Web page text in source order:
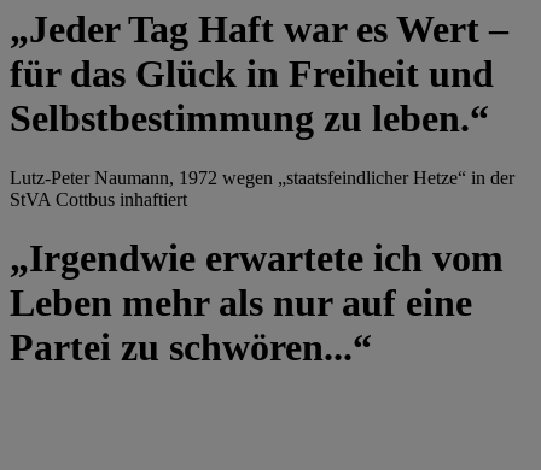
„Jeder Tag Haft war es Wert –
für das Glück in Freiheit und
Selbstbestimmung zu leben.“
Lutz-Peter Naumann, 1972 wegen „staatsfeindlicher Hetze“ in der
StVA Cottbus inhaftiert
„Irgendwie erwartete ich vom
Leben mehr als nur auf eine
Partei zu schwören...“